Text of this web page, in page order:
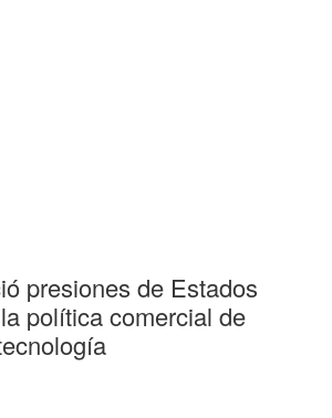
presiones de Estados
política comercial de